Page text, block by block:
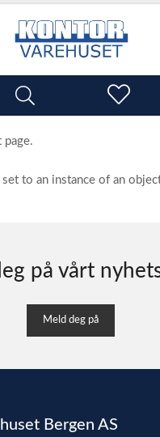
page.
to an instance of an
på vårt
Meld deg på
Bergen AS